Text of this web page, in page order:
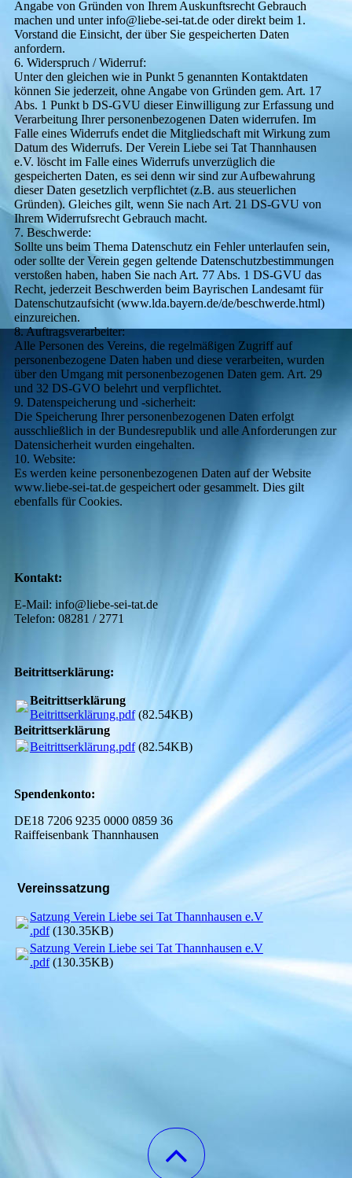
Angabe von Gründen von Ihrem Auskunftsrecht Gebrauch
machen und unter info@liebe-sei-tat.de oder direkt beim 1.
Vorstand die Einsicht, der über Sie gespeicherten Daten
anfordern.
6. Widerspruch / Widerruf:
Unter den gleichen wie in Punkt 5 genannten Kontaktdaten
können Sie jederzeit, ohne Angabe von Gründen gem. Art. 17
Abs. 1 Punkt b DS-GVU dieser Einwilligung zur Erfassung und
Verarbeitung Ihrer personenbezogenen Daten widerrufen. Im
Falle eines Widerrufs endet die Mitgliedschaft mit Wirkung zum
Datum des Widerrufs. Der Verein Liebe sei Tat Thannhausen
e.V. löscht im Falle eines Widerrufs unverzüglich die
gespeicherten Daten, es sei denn wir sind zur Aufbewahrung
dieser Daten gesetzlich verpflichtet (z.B. aus steuerlichen
Gründen). Gleiches gilt, wenn Sie nach Art. 21 DS-GVU von
Ihrem Widerrufsrecht Gebrauch macht.
7. Beschwerde:
Sollte uns beim Thema Datenschutz ein Fehler unterlaufen sein,
oder sollte der Verein gegen geltende Datenschutzbestimmungen
verstoßen haben, haben Sie nach Art. 77 Abs. 1 DS-GVU das
Recht, jederzeit Beschwerden beim Bayrischen Landesamt für
Datenschutzaufsicht (www.lda.bayern.de/de/beschwerde.html)
einzureichen.
8. Auftragsverarbeiter:
Alle Personen des Vereins, die regelmäßigen Zugriff auf
personenbezogene Daten haben und diese verarbeiten, wurden
über den Umgang mit personenbezogenen Daten gem. Art. 29
und 32 DS-GVO belehrt und verpflichtet.
9. Datenspeicherung und -sicherheit:
Die Speicherung Ihrer personenbezogenen Daten erfolgt
ausschließlich in der Bundesrepublik und alle Anforderungen zur
Datensicherheit wurden eingehalten.
10. Website:
Es werden keine personenbezogenen Daten auf der Website
www.liebe-sei-tat.de gespeichert oder gesammelt. Dies gilt
ebenfalls für Cookies.
Kontakt:
E-Mail: info@liebe-sei-tat.de
Telefon: 08281 / 2771
Beitrittserklärung:
Beitrittserklärung
Beitrittserklärung.pdf(82.54KB)
Beitrittserklärung
Beitrittserklärung.pdf(82.54KB)
Spendenkonto:
DE18 7206 9235 0000 0859 36
Raiffeisenbank Thannhausen
Vereinssatzung
Satzung Verein Liebe sei Tat Thannhausen e.V
.pdf(130.35KB)
Satzung Verein Liebe sei Tat Thannhausen e.V
.pdf(130.35KB)